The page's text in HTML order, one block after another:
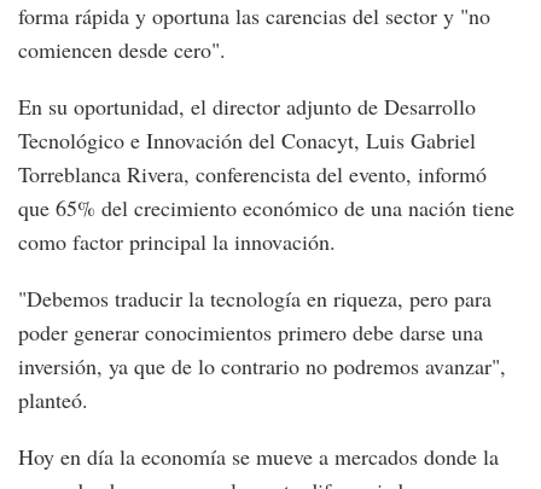
forma rápida y oportuna las carencias del sector y "no
comiencen desde cero".
En su oportunidad, el director adjunto de Desarrollo
Tecnológico e Innovación del Conacyt, Luis Gabriel
Torreblanca Rivera, conferencista del evento, informó
que 65% del crecimiento económico de una nación tiene
como factor principal la innovación.
"Debemos traducir la tecnología en riqueza, pero para
poder generar conocimientos primero debe darse una
inversión, ya que de lo contrario no podremos avanzar",
planteó.
Hoy en día la economía se mueve a mercados donde la